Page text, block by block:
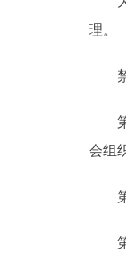
理。
禁
第
会组
第
第